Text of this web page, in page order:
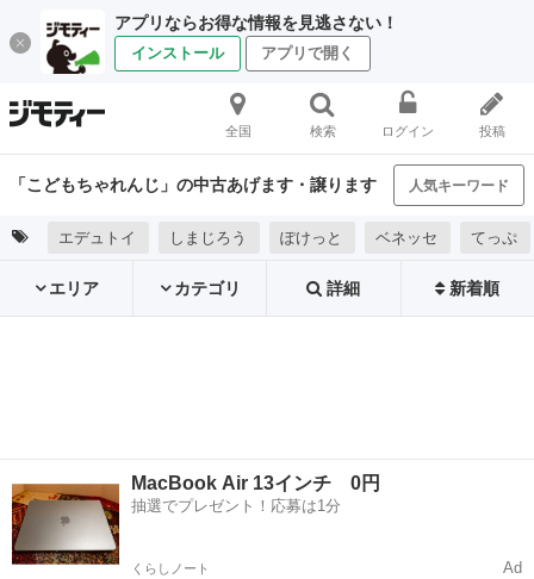
アプリならお得な情報を見逃さない！
インストール アプリで開く
全国 検索 ログイン 投稿
「こどもちゃれんじ」の中古あげます・譲ります 人気キーワード
エデュトイ しまじろう ぽけっと ベネッセ てっぷ
エリア カテゴリ 詳細 新着順
MacBook Air 13インチ 0円
抽選でプレゼント！応募は1分
くらしノート Ad